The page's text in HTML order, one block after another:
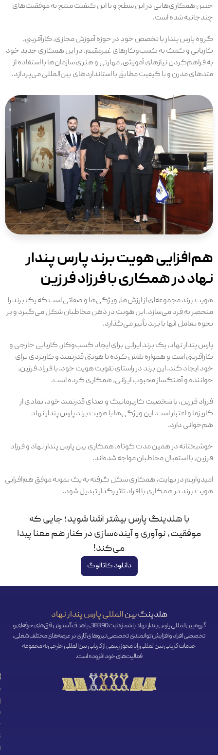
چنین همکاری‌هایی در این سطح و با این کیفیت منتج به موفقیت‌های
چندجانبه شده است.
گروه پارس پندار با تخصص خود در حوزه آموزش مجازی، کارآفرینی،
کاریابی و کمک به کسب‌و‌کارهای غیرمقیم، در این همکاری جدید خود
به فراهم‌کردن نیازهای آموزشی، مهارتی و هنری سازمان‌ها با استفاده از
متدهای مدرن و با کیفیت مطابق با استانداردهای بین‌المللی می‌پردازد.
هم‌افزایی هویت برند پارس پندار
نهاد در همکاری با فرزاد فرزین
هویت برند مجموعه‌ای از ارزش‌ها، ویژگی‌ها و صفاتی است که یک برند را
منحصر به فرد می‌سازد. این هویت در ذهن مخاطبان شکل می‌گیرد و بر
نحوه تعامل آنها با برند تأثیر می‌گذارد.
پارس پندار نهاد، یک برند ایرانی برای ایجاد کسب‌وکار، کاریابی خارجی و
کارآفرینی است و همواره تلاش کرده تا هویتی قدرتمند و کاربردی برای
خود ایجاد کند. این برند در راستای تقویت هویت خود، با فرزاد فرزین،
خواننده و آهنگساز محبوب ایرانی، همکاری کرده است.
فرزاد فرزین، با شخصیت کاریزماتیک و صدای قدرتمند خود، نمادی از
کاریزما و اعتبار است. این ویژگی‌ها با هویت برند پارس پندار نهاد
هم‌خوانی دارد.
خوشبختانه در همین مدت کوتاه، همکاری بین پارس پندار نهاد و فرزاد
فرزین، با استقبال مخاطبان مواجه شده‌اند.
امیدواریم در نهایت، همکاری شکل گرفته به یک نمونه موفق هم‌افزایی
هویت برند در همکاری با افراد تاثیرگذار تبدیل شود.
با هلدینگ پارس بیشتر آشنا شوید؛ جایی که
موفقیت، نوآوری و آینده‌سازی در کنار هم معنا پیدا
می‌کند!
دانلود کاتالوگ
هلدینگ بین المللی پارس پندار نهاد
گروه بین‌المللی پارس پندار نهاد با شماره ثبت 38390، با هدف گسترش افق‌‌های حرفه‌ای و
تخصصی افراد و افزایش توانمندی تخصصی نیروهای کاری در عرصه‌های مختلف شغلی،
خدمات کاریابی بین‌المللی را با مجوز رسمی از کاریابی بین‌المللی خارجی به مجموعه
فعالیت‌های خود افزوده است.